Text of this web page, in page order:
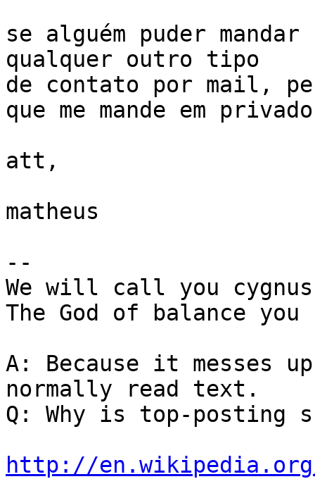
se alguém puder
qualquer outro tipo
de contato por mail,
que me mande em
att,
matheus
--
We will call you
The God of balance
A: Because it messes
normally read text.
Q: Why is top-posting
http://